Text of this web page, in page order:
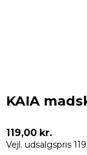
KAIA
119,00 kr.
Vejl. udsalgspris